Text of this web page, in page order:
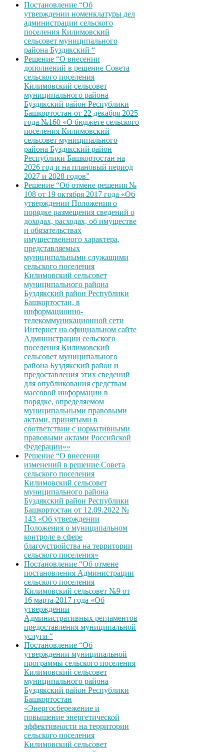
Постановление “Об
утверждении номенклатуры дел
администрации сельского
поселения Килимовский
сельсовет муниципального
района Буздякский “
Решение “О внесении
дополнений в решение Совета
сельского поселения
Килимовский сельсовет
муниципального района
Буздякский район Республики
Башкортостан от 22 декабря 2025
года №160 «О бюджете сельского
поселения Килимовский
сельсовет муниципального
района Буздякский район
Республики Башкортостан на
2026 год и на плановый период
2027 и 2028 годов”
Решение “Об отмене решения №
108 от 19 октября 2017 года «Об
утверждении Положения о
порядке размещения сведений о
доходах, расходах, об имуществе
и обязательствах
имущественного характера,
представляемых
муниципальными служащими
сельского поселения
Килимовский сельсовет
муниципального района
Буздякский район Республики
Башкортостан, в
информационно-
телекоммуникационной сети
Интернет на официальном сайте
Администрации сельского
поселения Килимовский
сельсовет муниципального
района Буздякский район и
предоставления этих сведений
для опубликования средствам
массовой информации в
порядке, определяемом
муниципальными правовыми
актами, принятыми в
соответствии с нормативными
правовыми актами Российской
Федерации»»
Решение “О внесении
изменений в решение Совета
сельского поселения
Килимовский сельсовет
муниципального района
Буздякский район Республики
Башкортостан от 12.09.2022 №
143 «Об утверждении
Положения о муниципальном
контроле в сфере
благоустройства на территории
сельского поселения»
Постановление “Об отмене
постановления Администрации
сельского поселения
Килимовский сельсовет №9 от
16 марта 2017 года «Об
утверждении
Административных регламентов
предоставления муниципальной
услуги “
Постановление “Об
утверждении муниципальной
программы сельского поселения
Килимовский сельсовет
муниципального района
Буздякский район Республики
Башкортостан
«Энергосбережение и
повышение энергетической
эффективности на территории
сельского поселения
Килимовский сельсовет